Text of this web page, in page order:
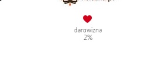
darowizna
2%